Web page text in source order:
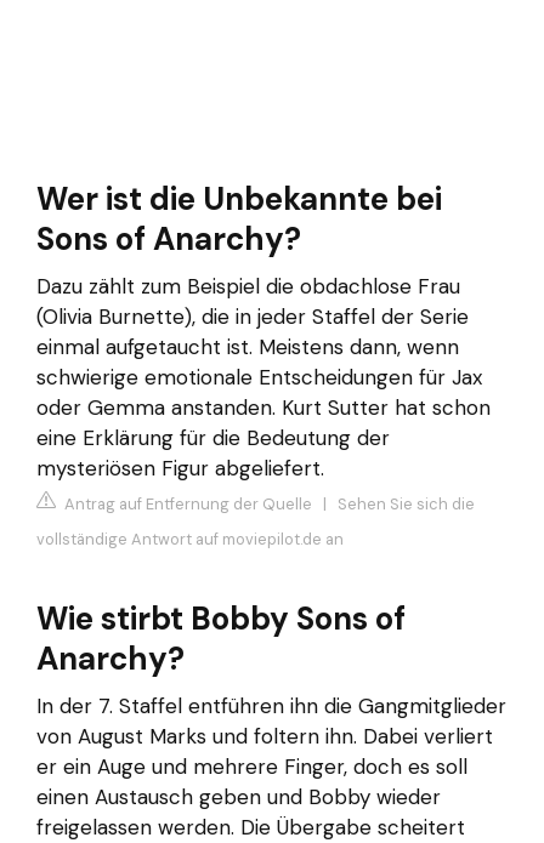
Wer ist die Unbekannte bei
Sons of Anarchy?
Dazu zählt zum Beispiel die obdachlose Frau
(Olivia Burnette), die in jeder Staffel der Serie
einmal aufgetaucht ist. Meistens dann, wenn
schwierige emotionale Entscheidungen für Jax
oder Gemma anstanden. Kurt Sutter hat schon
eine Erklärung für die Bedeutung der
mysteriösen Figur abgeliefert.
Antrag auf Entfernung der Quelle | Sehen Sie sich die
vollständige Antwort auf moviepilot.de an
Wie stirbt Bobby Sons of
Anarchy?
In der 7. Staffel entführen ihn die Gangmitglieder
von August Marks und foltern ihn. Dabei verliert
er ein Auge und mehrere Finger, doch es soll
einen Austausch geben und Bobby wieder
freigelassen werden. Die Übergabe scheitert